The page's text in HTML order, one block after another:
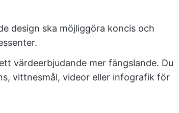
design ska möjliggöra koncis och
värdeerbjudande mer fängslande. Du
vittnesmål, videor eller infografik för